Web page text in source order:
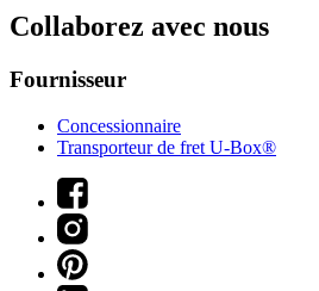
Collaborez avec nous
Fournisseur
Concessionnaire
Transporteur de fret U-Box®